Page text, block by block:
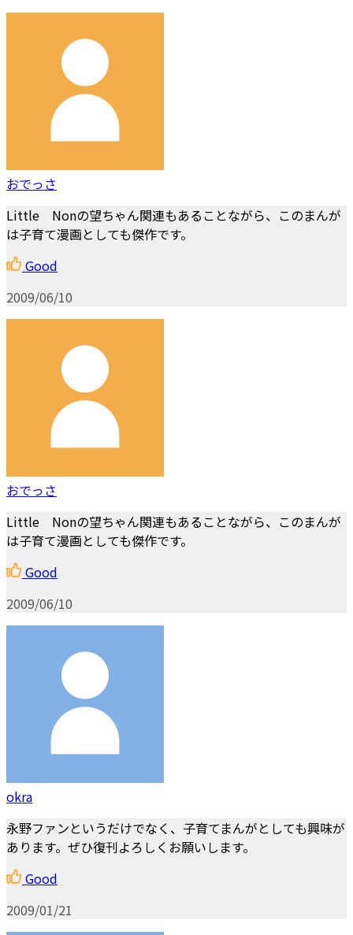
おでっさ
Little Nonの望ちゃん関連もあることながら、このまんが
は子育て漫画としても傑作です。
Good
2009/06/10
おでっさ
Little Nonの望ちゃん関連もあることながら、このまんが
は子育て漫画としても傑作です。
Good
2009/06/10
okra
永野ファンというだけでなく、子育てまんがとしても興味が
あります。ぜひ復刊よろしくお願いします。
Good
2009/01/21